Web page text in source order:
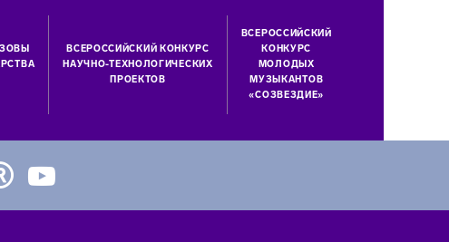
ВСЕРОССИЙСКИЙ КОНКУРС
НАУЧНО-ТЕХНОЛОГИЧЕСКИХ
ПРОЕКТОВ
ВСЕРОССИЙСКИЙ
КОНКУРС
МОЛОДЫХ
МУЗЫКАНТОВ
«СОЗВЕЗДИЕ»